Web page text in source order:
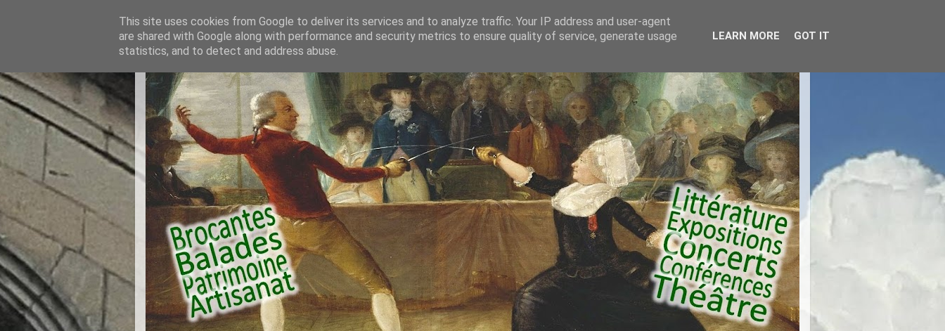
This site uses cookies from Google to deliver its services and to analyze traffic. Your IP address and user-agent
are shared with Google along with performance and security metrics to ensure quality of service, generate usage
statistics, and to detect and address abuse.
LEARN MORE GOT IT